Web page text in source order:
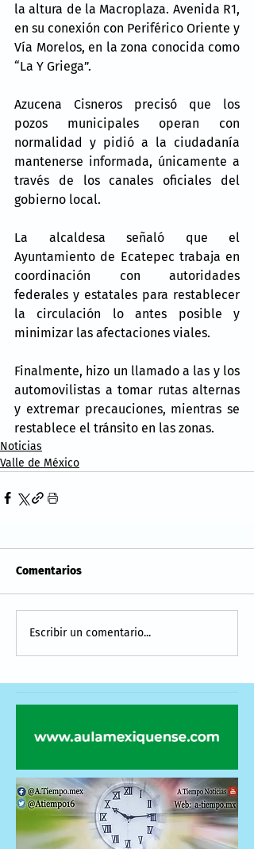
la altura de la Macroplaza. Avenida R1,
en su conexión con Periférico Oriente y
Vía Morelos, en la zona conocida como
“La Y Griega”.
Azucena Cisneros precisó que los
pozos municipales operan con
normalidad y pidió a la ciudadanía
mantenerse informada, únicamente a
través de los canales oficiales del
gobierno local.
La alcaldesa señaló que el
Ayuntamiento de Ecatepec trabaja en
coordinación con autoridades
federales y estatales para restablecer
la circulación lo antes posible y
minimizar las afectaciones viales.
Finalmente, hizo un llamado a las y los
automovilistas a tomar rutas alternas
y extremar precauciones, mientras se
restablece el tránsito en las zonas.
Noticias
Valle de México
Comentarios
Escribir un comentario...